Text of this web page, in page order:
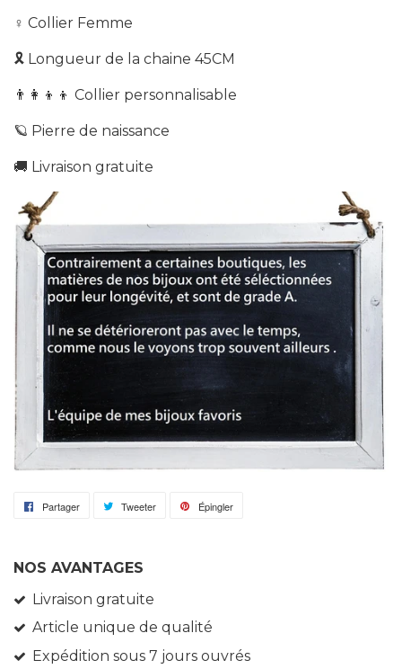
♀️ Collier Femme
🎗 Longueur de la chaine 45CM
👨‍👩‍👦‍👦 Collier personnalisable
🪐 Pierre de naissance
🚚 Livraison gratuite
Partager
Partager
Facebook
Tweeter
TweeterÉpingler
NOS AVANTAGES
Livraison gratuite
Article unique de qualité
Expédition sous 7 jours ouvrés